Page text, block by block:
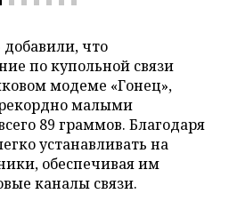
добавили, что
по купольной связи
модеме «Гонец»,
малыми
89 граммов. Благодаря
устанавливать на
обеспечивая им
каналы связи.